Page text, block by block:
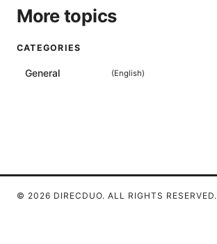
More topics
CATEGORIES
General (English)
© 2026 DIRECDUO. ALL RIGHTS RESERVED.